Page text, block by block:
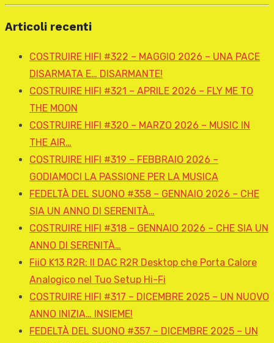
Articoli recenti
COSTRUIRE HIFI #322 – MAGGIO 2026 – UNA PACE
DISARMATA E… DISARMANTE!
COSTRUIRE HIFI #321 – APRILE 2026 – FLY ME TO
THE MOON
COSTRUIRE HIFI #320 – MARZO 2026 – MUSIC IN
THE AIR…
COSTRUIRE HIFI #319 – FEBBRAIO 2026 –
GODIAMOCI LA PASSIONE PER LA MUSICA
FEDELTÀ DEL SUONO #358 – GENNAIO 2026 – CHE
SIA UN ANNO DI SERENITÀ…
COSTRUIRE HIFI #318 – GENNAIO 2026 – CHE SIA UN
ANNO DI SERENITÀ…
FiiO K13 R2R: Il DAC R2R Desktop che Porta Calore
Analogico nel Tuo Setup Hi-Fi
COSTRUIRE HIFI #317 – DICEMBRE 2025 – UN NUOVO
ANNO INIZIA… INSIEME!
FEDELTÀ DEL SUONO #357 – DICEMBRE 2025 – UN